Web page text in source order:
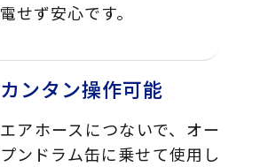
電せず安心です。
カンタン操作可能
エアホースにつないで、オー
プンドラム缶に乗せて使用し